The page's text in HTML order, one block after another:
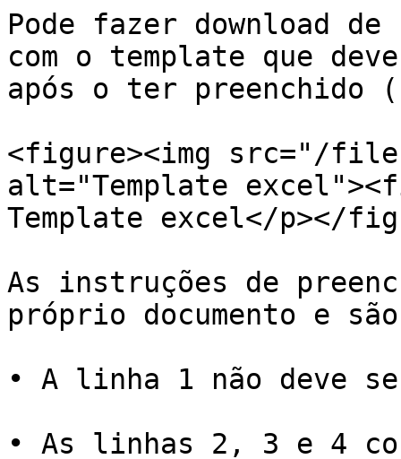
Pode fazer download
com o template que
após o ter preenchido
<figure><img src="/files/
alt="Template
Template excel</p></
As instruções de
próprio documento e
• A linha 1 não deve
• As linhas 2, 3 e 4